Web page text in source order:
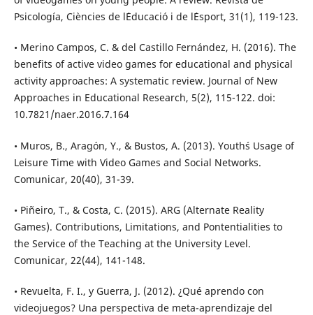
Psicología, Ciències de l´Educació i de l´Esport, 31(1), 119-123.
• Merino Campos, C. & del Castillo Fernández, H. (2016). The
benefits of active video games for educational and physical
activity approaches: A systematic review. Journal of New
Approaches in Educational Research, 5(2), 115-122. doi:
10.7821/naer.2016.7.164
• Muros, B., Aragón, Y., & Bustos, A. (2013). Youth´s Usage of
Leisure Time with Video Games and Social Networks.
Comunicar, 20(40), 31-39.
• Piñeiro, T., & Costa, C. (2015). ARG (Alternate Reality
Games). Contributions, Limitations, and Pontentialities to
the Service of the Teaching at the University Level.
Comunicar, 22(44), 141-148.
• Revuelta, F. I., y Guerra, J. (2012). ¿Qué aprendo con
videojuegos? Una perspectiva de meta-aprendizaje del